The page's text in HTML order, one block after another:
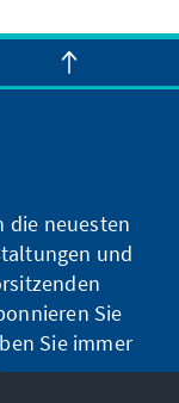
die neuesten
und
Sie
Sie immer